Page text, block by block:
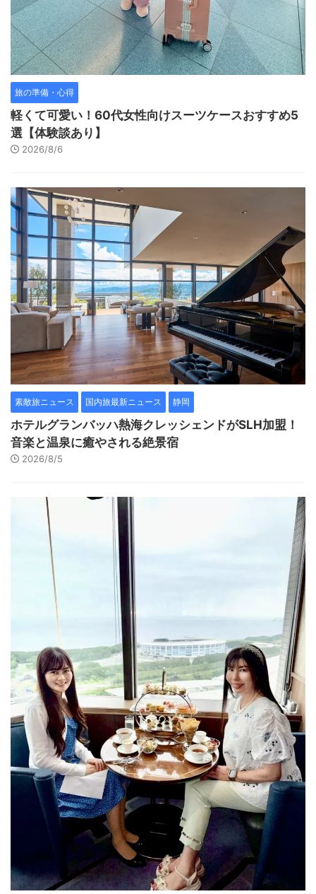
旅の準備・心得
軽くて可愛い！60代女性向けスーツケースおすすめ5
選【体験談あり】
2026/8/6
素敵旅ニュース 国内旅最新ニュース 静岡
ホテルグランバッハ熱海クレッシェンドがSLH加盟！
音楽と温泉に癒やされる絶景宿
2026/8/5